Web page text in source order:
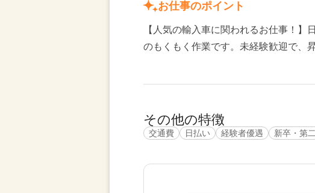
お仕事のポイント
【人気の輸入車に関われるお仕事！
のもくもく作業です。未経験歓迎で、
その他の特徴
交通費 日払い 経験者優遇 新卒・第二